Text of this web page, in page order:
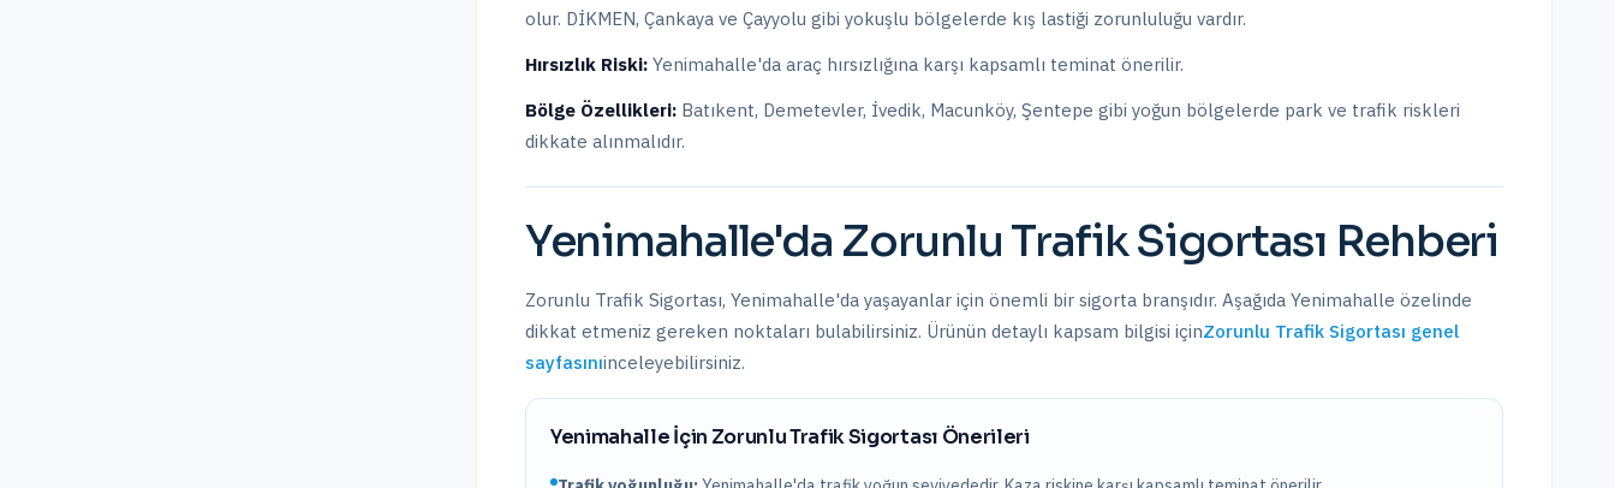
olur. DİKMEN, Çankaya ve Çayyolu gibi yokuşlu bölgelerde kış lastiği zorunluluğu vardır.
Hırsızlık Riski: Yenimahalle'da araç hırsızlığına karşı kapsamlı teminat önerilir.
Bölge Özellikleri: Batıkent, Demetevler, İvedik, Macunköy, Şentepe gibi yoğun bölgelerde park ve trafik riskleri
dikkate alınmalıdır.
Yenimahalle'da Zorunlu Trafik Sigortası Rehberi
Zorunlu Trafik Sigortası, Yenimahalle'da yaşayanlar için önemli bir sigorta branşıdır. Aşağıda Yenimahalle özelinde
dikkat etmeniz gereken noktaları bulabilirsiniz. Ürünün detaylı kapsam bilgisi içinZorunlu Trafik Sigortası genel
sayfasınıinceleyebilirsiniz.
Yenimahalleİçin Zorunlu Trafik Sigortası Önerileri